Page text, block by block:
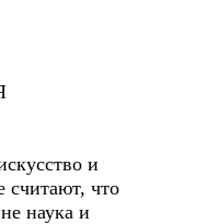
и
считают, что
наука и